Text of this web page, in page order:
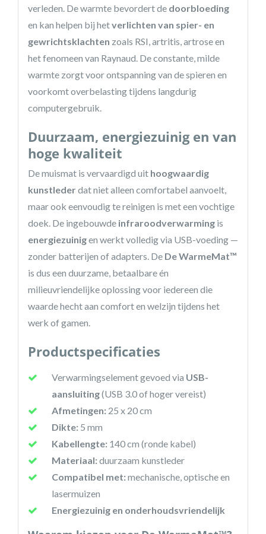
verleden. De warmte bevordert de doorbloeding
en kan helpen bij hetverlichten van spier- en
gewrichtsklachten zoals RSI, artritis, artrose en
het fenomeen van Raynaud. De constante, milde
warmte zorgt voor ontspanning van de spieren en
voorkomt overbelasting tijdens langdurig
computergebruik.
Duurzaam, energiezuinig en van
hoge kwaliteit
De muismat is vervaardigd uit hoogwaardig
kunstlederdat niet alleen comfortabel aanvoelt,
maar ook eenvoudig te reinigen is met een vochtige
doek. De ingebouwde infraroodverwarmingis
energiezuinigen werkt volledig via USB-voeding —
zonder batterijen of adapters. De De WarmeMat™
is dus een duurzame, betaalbare én
milieuvriendelijke oplossing voor iedereen die
waarde hecht aan comfort en welzijn tijdens het
werk of gamen.
Productspecificaties
Verwarmingselement gevoed via USB-
aansluiting(USB 3.0 of hoger vereist)
Afmetingen:25 x 20 cm
Dikte:5 mm
Kabellengte:140 cm (ronde kabel)
Materiaal:duurzaam kunstleder
Compatibel met:mechanische, optische en
lasermuizen
Energiezuinig en onderhoudsvriendelijk